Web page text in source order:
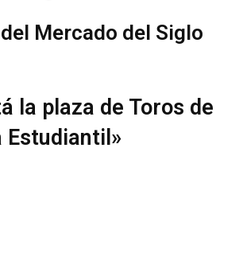
Mercado del Siglo
la plaza de Toros de
Estudiantil»